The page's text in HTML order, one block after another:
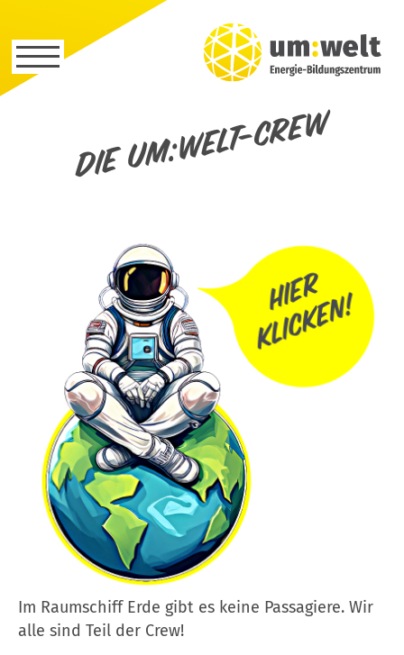
Die um:welt-Crew
Im Raumschiff Erde gibt es keine Passagiere. Wir
alle sind Teil der Crew!